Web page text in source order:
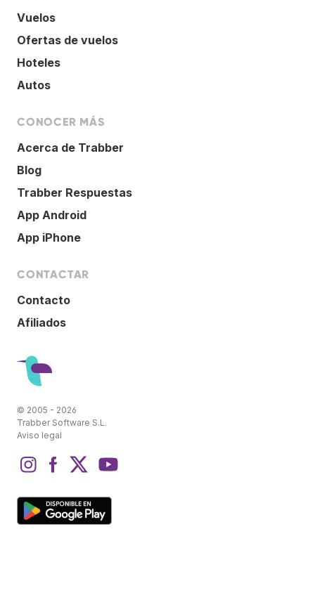
Vuelos
Ofertas de vuelos
Hoteles
Autos
CONOCER MÁS
Acerca de Trabber
Blog
Trabber Respuestas
App Android
App iPhone
CONTACTAR
Contacto
Afiliados
© 2005 - 2026
Trabber Software S.L.
Aviso legal